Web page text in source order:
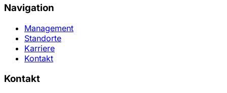
Navigation
Management
Standorte
Karriere
Kontakt
Kontakt